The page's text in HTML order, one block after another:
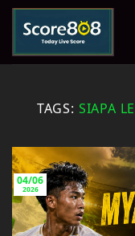
Skip
content
TAGS: SIAPA
04/06
2026